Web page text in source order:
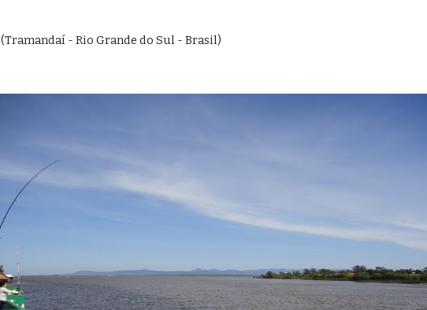
(Tramandaí - Rio Grande do Sul - Brasil)